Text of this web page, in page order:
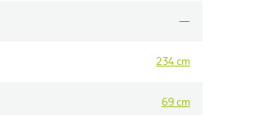
—
234 cm
69 cm